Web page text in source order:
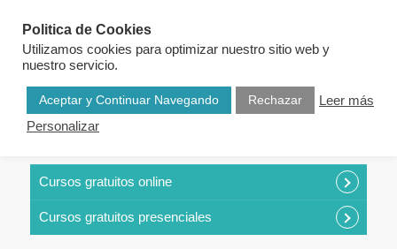
Cursos gratuitos online
Cursos gratuitos presenciales
Politica de Cookies
Utilizamos cookies para optimizar nuestro sitio web y
nuestro servicio.
Aceptar y Continuar Navegando Rechazar
Leer más
Personalizar